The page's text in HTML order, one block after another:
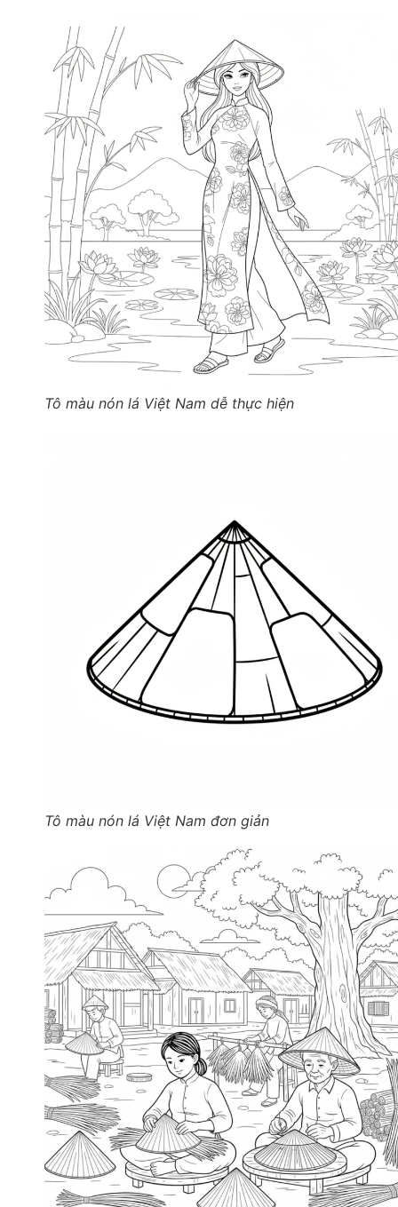
Tô màu nón lá Việt Nam dễ thực hiện
Tô màu nón lá Việt Nam đơn giản